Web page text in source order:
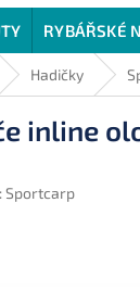
RYBÁŘSKÉ
Hadičky
inline
Sportcarp